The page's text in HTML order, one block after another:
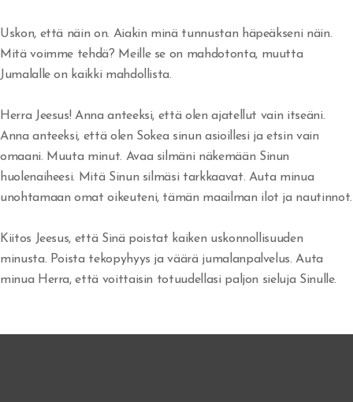
Uskon, että näin on. Aiakin minä tunnustan häpeäkseni näin.
Mitä voimme tehdä? Meille se on mahdotonta, muutta
Jumalalle on kaikki mahdollista.
Herra Jeesus! Anna anteeksi, että olen ajatellut vain itseäni.
Anna anteeksi, että olen Sokea sinun asioillesi ja etsin vain
omaani. Muuta minut. Avaa silmäni näkemään Sinun
huolenaiheesi. Mitä Sinun silmäsi tarkkaavat. Auta minua
unohtamaan omat oikeuteni, tämän maailman ilot ja nautinnot.
Kiitos Jeesus, että Sinä poistat kaiken uskonnollisuuden
minusta. Poista tekopyhyys ja väärä jumalanpalvelus. Auta
minua Herra, että voittaisin totuudellasi paljon sieluja Sinulle.
Saulin uhri
Jumalan armo
Israelin jäännös
Vakavasti Herran
Inhimillisyyden ansa
Olenko Totuudessa?
Uskottomuus